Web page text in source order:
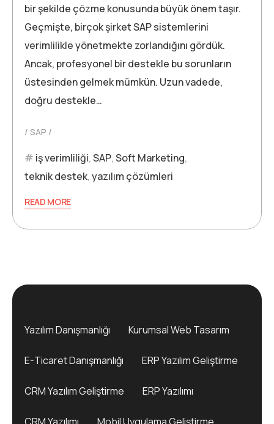
bir şekilde çözme konusunda büyük önem taşır.
Geçmişte, birçok şirket SAP sistemlerini
verimlilikle yönetmekte zorlandığını gördük.
Ancak, profesyonel bir destekle bu sorunların
üstesinden gelmek mümkün. Uzun vadede,
doğru destekle…
SAP
iş verimliliği,SAP,Soft Marketing,
teknik destek,yazılım çözümleri
READ MORE
Yazılım Danışmanlığı Kurumsal Web Tasarım
E-Ticaret Danışmanlığı ERP Yazılım Geliştirme
CRM Yazılım Geliştirme ERP Yazılımı